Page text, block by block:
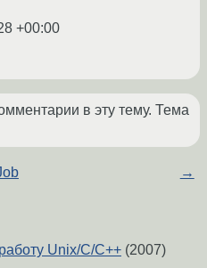
+00:00
в эту тему. Тема
→
Unix/C/C++ (2007)